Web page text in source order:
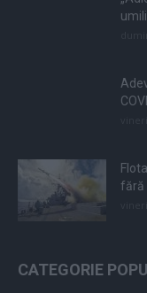
fără
CATEGORIE